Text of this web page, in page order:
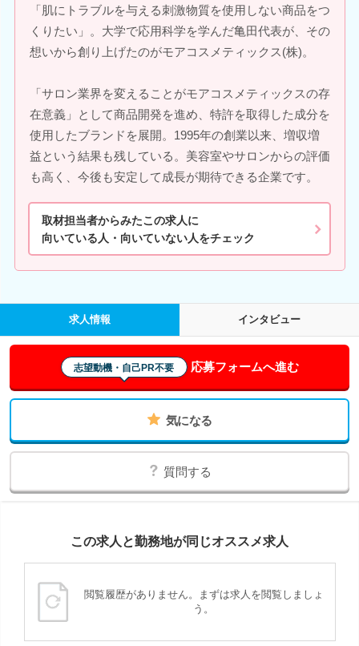
「肌にトラブルを与える刺激物質を使用しない商品をつ
くりたい」。大学で応用科学を学んだ亀田代表が、その
想いから創り上げたのがモアコスメティックス(株)。
「サロン業界を変えることがモアコスメティックスの存
在意義」として商品開発を進め、特許を取得した成分を
使用したブランドを展開。1995年の創業以来、増収増
益という結果も残している。美容室やサロンからの評価
も高く、今後も安定して成長が期待できる企業です。
取材担当者からみたこの求人に
向いている人・向いていない人をチェック
求人情報 インタビュー
志望動機・自己PR不要 応募フォームへ進む
気になる
質問する
この求人と勤務地が同じオススメ求人
閲覧履歴がありません。まずは求人を閲覧しましょ
う。